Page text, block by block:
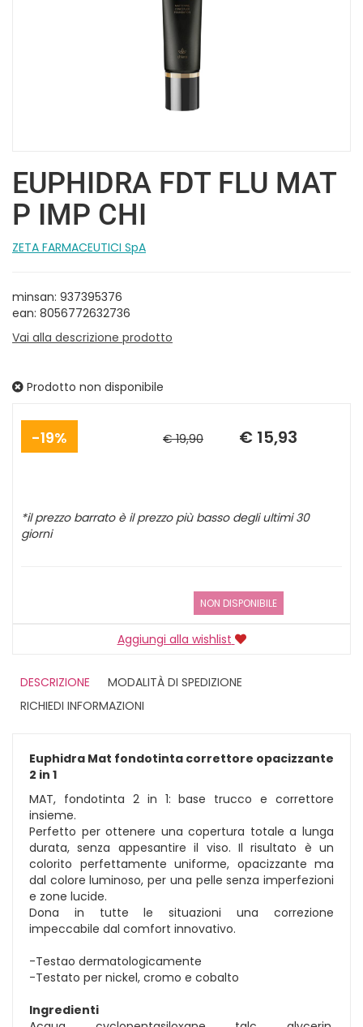
EUPHIDRA FDT FLU MAT
P IMP CHI
ZETA FARMACEUTICI SpA
minsan: 937395376
ean: 8056772632736
Vai alla descrizione prodotto
Prodotto non disponibile
19% € 19,90
scontato
€ 15,93
*il prezzo barrato è il prezzo più basso degli ultimi 30
giorni
NON DISPONIBILE
Aggiungi alla wishlist
DESCRIZIONE
MODALITÀ DI SPEDIZIONE
RICHIEDI INFORMAZIONI
Euphidra Mat fondotinta correttore opacizzante
2 in 1
MAT, fondotinta 2 in 1: base trucco e correttore
insieme.
Perfetto per ottenere una copertura totale a lunga
durata, senza appesantire il viso. Il risultato è un
colorito perfettamente uniforme, opacizzante ma
dal colore luminoso, per una pelle senza imperfezioni
e zone lucide.
Dona in tutte le situazioni una correzione
impeccabile dal comfort innovativo.
-Testao dermatologicamente
-Testato per nickel, cromo e cobalto
Ingredienti